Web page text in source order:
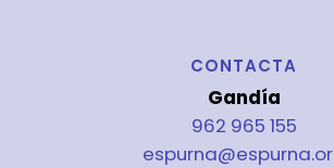
CONTACTA
Gandía
962 965 155